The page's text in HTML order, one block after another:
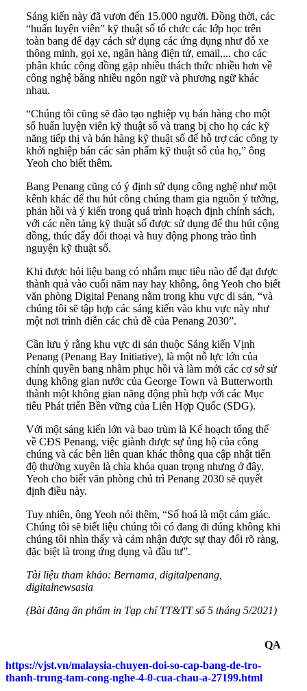
Sáng kiến này đã vươn đến 15.000 người. Đồng thời, các
“huấn luyện viên” kỹ thuật số tổ chức các lớp học trên
toàn bang để dạy cách sử dụng các ứng dụng như đỗ xe
thông minh, gọi xe, ngân hàng điện tử, email,... cho các
phân khúc cộng đồng gặp nhiều thách thức nhiều hơn về
công nghệ bằng nhiều ngôn ngữ và phương ngữ khác
nhau.
“Chúng tôi cũng sẽ đào tạo nghiệp vụ bán hàng cho một
số huấn luyện viên kỹ thuật số và trang bị cho họ các kỹ
năng tiếp thị và bán hàng kỹ thuật số để hỗ trợ các công ty
khởi nghiệp bán các sản phẩm kỹ thuật số của họ,” ông
Yeoh cho biết thêm.
Bang Penang cũng có ý định sử dụng công nghệ như một
kênh khác để thu hút công chúng tham gia nguồn ý tưởng,
phản hồi và ý kiến trong quá trình hoạch định chính sách,
với các nền tảng kỹ thuật số được sử dụng để thu hút cộng
đồng, thúc đẩy đối thoại và huy động phong trào tình
nguyện kỹ thuật số.
Khi được hỏi liệu bang có nhắm mục tiêu nào để đạt được
thành quả vào cuối năm nay hay không, ông Yeoh cho biết
văn phòng Digital Penang nằm trong khu vực di sản, “và
chúng tôi sẽ tập hợp các sáng kiến vào khu vực này như
một nơi trình diễn các chủ đề của Penang 2030”.
Cần lưu ý rằng khu vực di sản thuộc Sáng kiến Vịnh
Penang (Penang Bay Initiative), là một nỗ lực lớn của
chính quyền bang nhằm phục hồi và làm mới các cơ sở sử
dụng không gian nước của George Town và Butterworth
thành một không gian năng động phù hợp với các Mục
tiêu Phát triển Bền vững của Liên Hợp Quốc (SDG).
Với một sáng kiến lớn và bao trùm là Kế hoạch tổng thể
về CĐS Penang, việc giành được sự ủng hộ của công
chúng và các bên liên quan khác thông qua cập nhật tiến
độ thường xuyên là chìa khóa quan trọng nhưng ở đây,
Yeoh cho biết văn phòng chủ trì Penang 2030 sẽ quyết
định điều này.
Tuy nhiên, ông Yeoh nói thêm, “Số hoá là một cảm giác.
Chúng tôi sẽ biết liệu chúng tôi có đang đi đúng không khi
chúng tôi nhìn thấy và cảm nhận được sự thay đổi rõ ràng,
đặc biệt là trong ứng dụng và đầu tư”.
Tài liệu tham khảo: Bernama, digitalpenang,
digitalnewsasia
(Bài đăng ấn phẩm in Tạp chí TT&TT số 5 tháng 5/2021)
QA
https://vjst.vn/malaysia-chuyen-doi-so-cap-bang-de-tro-
thanh-trung-tam-cong-nghe-4-0-cua-chau-a-27199.html